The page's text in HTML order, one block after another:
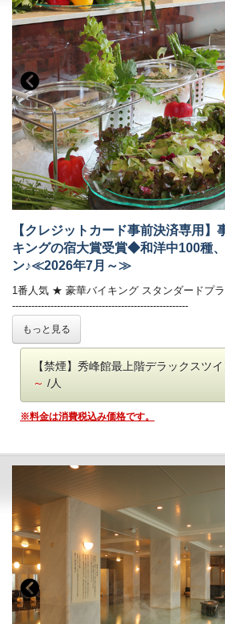
ご夕食会場はレストランです。
気軽なイス・テーブル席の堅苦しくないリラ
の創作料理をお楽しみいただけます。
※Wisteriaでのお食事は1組につき4名様まで
※仕入状況により、お料理の内容が変更にな
※画像はイメージです。お料理内容は季節ご
朝食ブッフェでは和洋60種！ごはん・パン
す。
お好みの具を選べるトッピングオムレツも
■温泉
自家源泉「子宝の湯」は、体の芯から温まる
ご好評をいただいております。
鬼怒川温泉で最も高い場所に位置する13階
からは時刻にて刻々と表情を変える景色を
い！
・大浴場は秀峰館 八番館それぞれにござい
・振れば願いが叶う打ち出の小槌をテーマに
います。（有料）
■客室
詳しくはお部屋詳細をご確認ください。
【クレジットカード事前決済専用
キングの宿大賞受賞◆和洋中100種
ン♪≪2026年7月～≫
1番人気 ★ 豪華バイキング スタンダードプ
-------------------------------------------------------
和洋中のお料理を豊富にご用意！
揚げたての天ぷらや焼きたてのステーキが大
日光名産湯波料理、種類豊富なデザートもお
鬼怒川温泉【あさや】での滞在をご堪能いた
夏期限定、屋外プールの営業を行います。
ご宿泊のお客様は無料でご利用いただけます
【営業期間】2024年7月27日（土）～8月25日
【営業時間】9：00～17：00
※7月27日（土）のみ11：00～
■お食事
夕食：ブッフェ（バイキング） 朝食：ブッ
◆和洋中100種のブッフェ紹介
もっと見る
【禁煙】秀峰館最上階デラックスツ
～ /人
※料金は消費税込み価格です。